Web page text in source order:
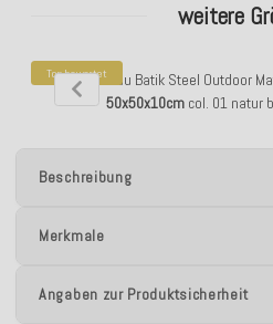
weitere
Top bewertet
H.O.C.K. Badu Batik Steel Outdoor
50x50x10cmcol. 01 natur
Beschreibung
Merkmale
Angaben zur Produktsicherheit